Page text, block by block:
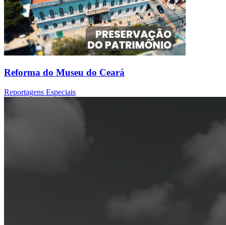
Reforma do Museu do Ceará
Reportagens Especiais